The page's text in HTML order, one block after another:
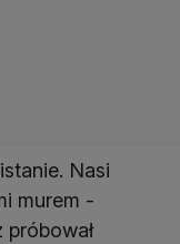
Nasi
murem -